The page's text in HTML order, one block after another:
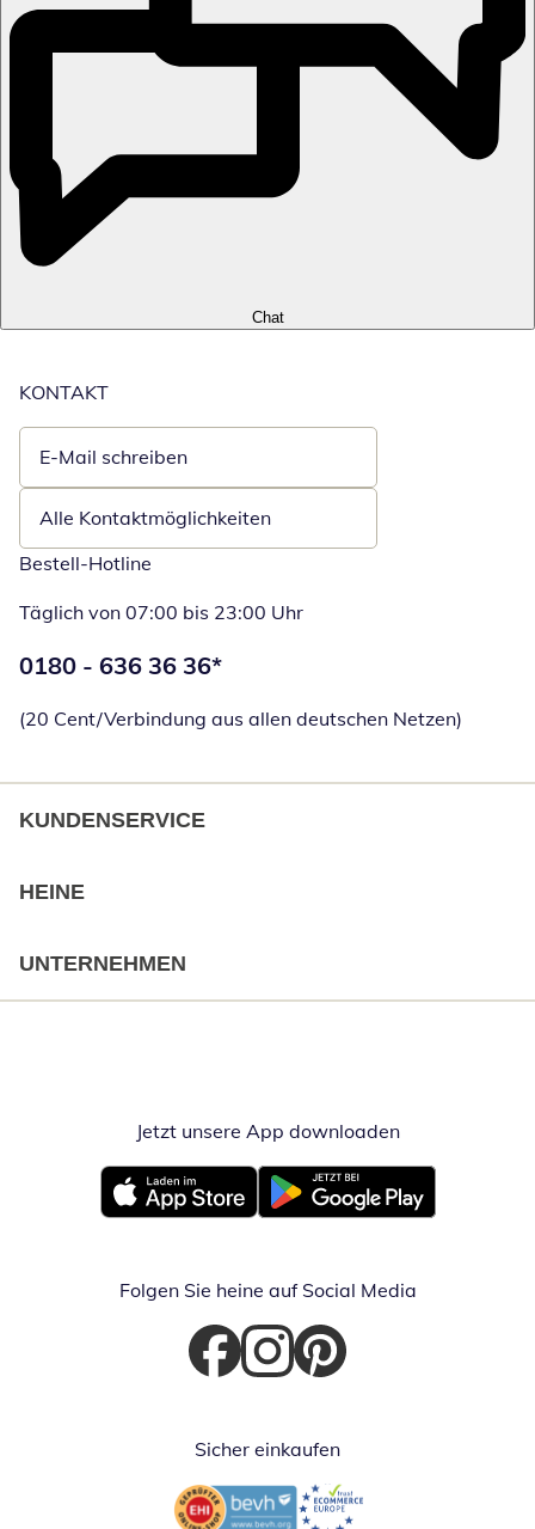
Chat
KONTAKT
E-Mail schreiben
Öffnet E-Mail-Client
Alle Kontaktmöglichkeiten
Bestell-Hotline
Täglich von 07:00 bis 23:00 Uhr
Telefonnummer:
0180 - 636 36 36*
(20 Cent/Verbindung aus allen deutschen Netzen)
KUNDENSERVICE
HEINE
UNTERNEHMEN
Jetzt unsere App downloadenÖffnet in
Öffnet in neuem FensterÖffnet in neuem Fenster
Folgen Sie heine auf Social Media
Öffnet in neuem Fenster
Öffnet in neuem Fenster
Öffnet in neuem Fenster
Sicher einkaufen